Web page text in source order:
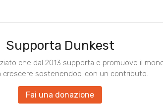
Supporta Dunkest
che dal 2013 supporta e promuove il
crescere sostenendoci con un contributo.
Fai una donazione